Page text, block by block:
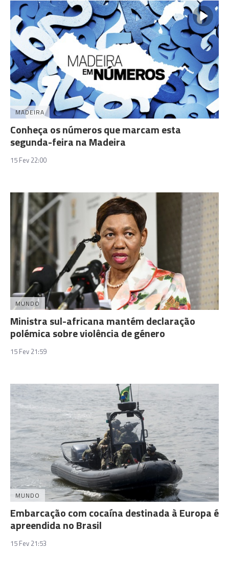
MADEIRA
Conheça os números que marcam esta
segunda-feira na Madeira
15 Fev 22:00
MUNDO
Ministra sul-africana mantém declaração
polémica sobre violência de género
15 Fev 21:59
MUNDO
Embarcação com cocaína destinada à Europa é
apreendida no Brasil
15 Fev 21:53